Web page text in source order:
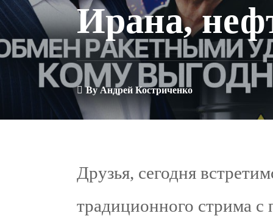
Ирана,
ByАндрей Костриченко
Друзья, сегодня
традиционного стрима